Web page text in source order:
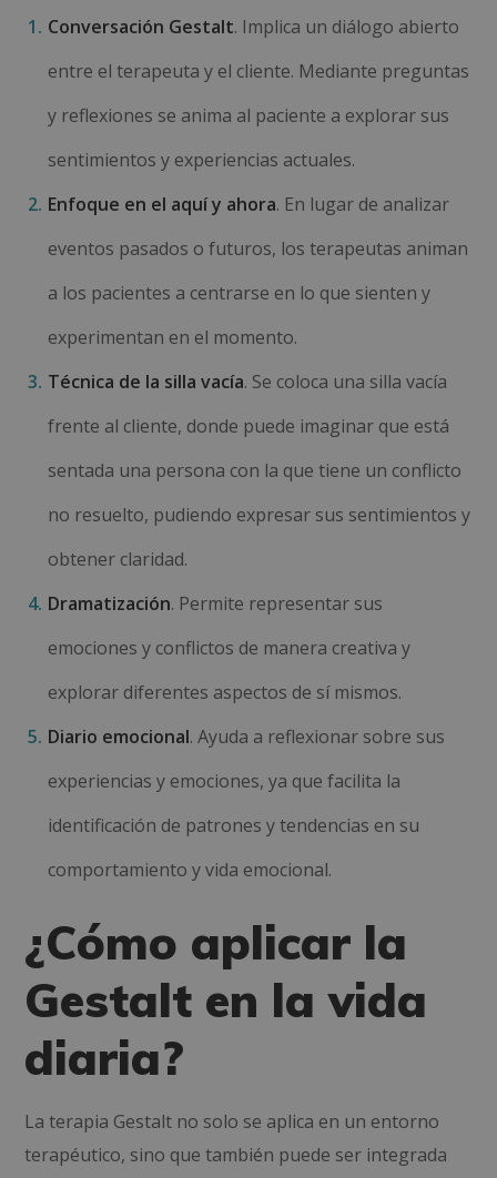
Conversación Gestalt. Implica un diálogo abierto
entre el terapeuta y el cliente. Mediante preguntas
y reflexiones se anima al paciente a explorar sus
sentimientos y experiencias actuales.
Enfoque en el aquí y ahora. En lugar de analizar
eventos pasados o futuros, los terapeutas animan
a los pacientes a centrarse en lo que sienten y
experimentan en el momento.
Técnica de la silla vacía. Se coloca una silla vacía
frente al cliente, donde puede imaginar que está
sentada una persona con la que tiene un conflicto
no resuelto, pudiendo expresar sus sentimientos y
obtener claridad.
Dramatización. Permite representar sus
emociones y conflictos de manera creativa y
explorar diferentes aspectos de sí mismos.
Diario emocional. Ayuda a reflexionar sobre sus
experiencias y emociones, ya que facilita la
identificación de patrones y tendencias en su
comportamiento y vida emocional.
¿Cómo aplicar la
Gestalt en la vida
diaria?
La terapia Gestalt no solo se aplica en un entorno
terapéutico, sino que también puede ser integrada